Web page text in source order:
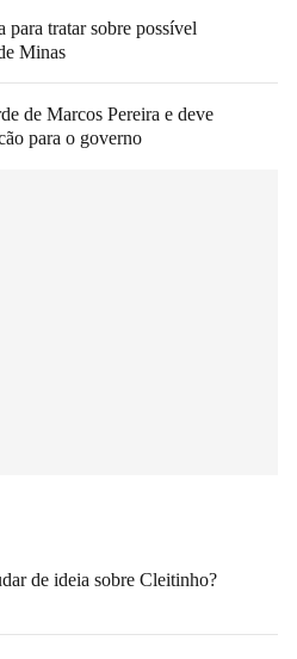
tratar sobre possível
Minas
de Marcos Pereira e deve
para o governo
de ideia sobre Cleitinho?